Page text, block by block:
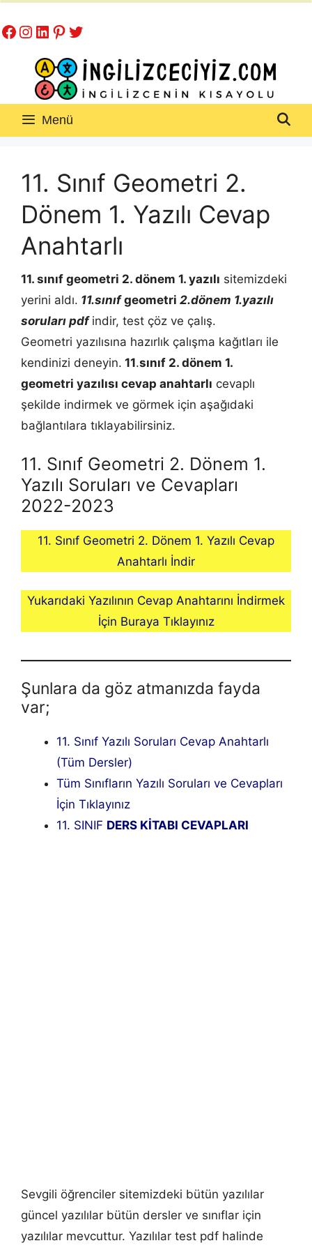
atla
Facebook
Instagram
LinkedIn
Pinterest
Twitter
Menü
11. Sınıf Geometri 2.
Dönem 1. Yazılı Cevap
Anahtarlı
11. sınıf geometri 2. dönem 1. yazılı sitemizdeki
yerini aldı. 11.sınıfgeometri 2.dönem 1.yazılı
soruları pdf indir, test çöz ve çalış.
Geometri yazılısına hazırlık çalışma kağıtları ile
kendinizi deneyin. 11.sınıf 2. dönem 1.
geometri yazılısı cevap anahtarlı cevaplı
şekilde indirmek ve görmek için aşağıdaki
bağlantılara tıklayabilirsiniz.
11. Sınıf Geometri 2. Dönem 1.
Yazılı Soruları ve Cevapları
2022-2023
11. Sınıf Geometri 2. Dönem 1. Yazılı Cevap
Anahtarlı İndir
Yukarıdaki Yazılının Cevap Anahtarını İndirmek
İçin Buraya Tıklayınız
Şunlara da göz atmanızda fayda
var;
11. Sınıf Yazılı Soruları Cevap Anahtarlı
(Tüm Dersler)
Tüm Sınıfların Yazılı Soruları ve Cevapları
İçin Tıklayınız
11. SINIF DERS KİTABI CEVAPLARI
Sevgili öğrenciler sitemizdeki bütün yazılılar
güncel yazılılar bütün dersler ve sınıflar için
yazılılar mevcuttur. Yazılılar test pdf halinde